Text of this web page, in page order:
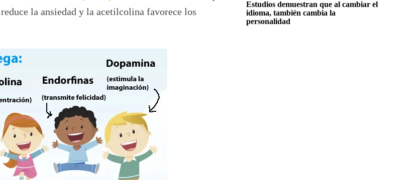
la ansiedad y la acetilcolina favorece los
Estudios demuestran que al cambiar el
idioma, también cambia la
personalidad